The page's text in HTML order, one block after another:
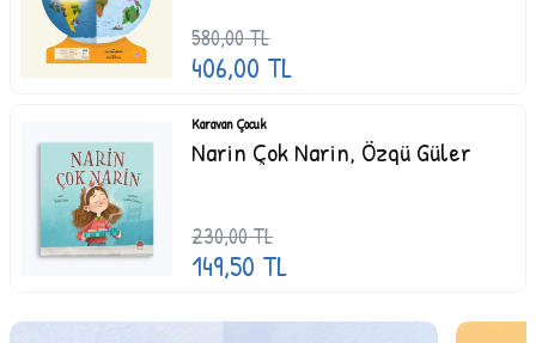
580,00TL
406,00 TL
Karavan Çocuk
Narin Çok Narin, Özgü Güler
230,00TL
149,50 TL